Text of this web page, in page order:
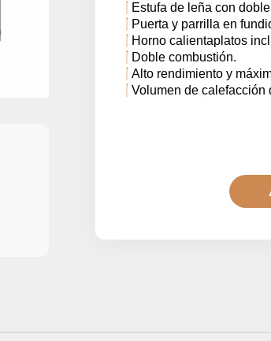
Estufa de leña con
Puerta y parrilla en
Horno calientaplatos
Doble combustión.
Alto rendimiento y
Volumen de calefacción